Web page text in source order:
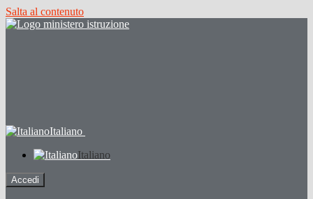
Salta al contenuto
Italiano
Italiano
Accedi